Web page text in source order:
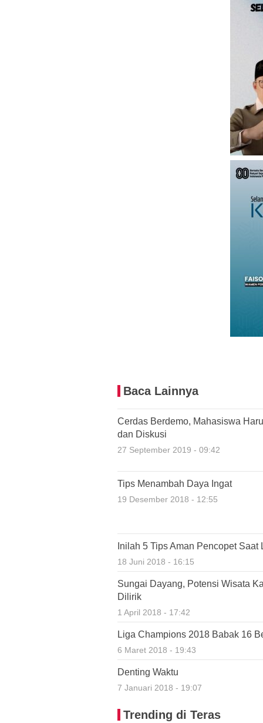
Baca Lainnya
Cerdas Berdemo, Mahasiswa
dan Diskusi
27 September 2019 - 09:42
Tips Menambah Daya Ingat
19 Desember 2018 - 12:55
Inilah 5 Tips Aman Pencopet Saat
18 Juni 2018 - 16:15
Sungai Dayang, Potensi Wisata
Dilirik
1 April 2018 - 17:42
Liga Champions 2018 Babak 16
6 Maret 2018 - 19:43
Denting Waktu
7 Januari 2018 - 19:07
Trending di Teras